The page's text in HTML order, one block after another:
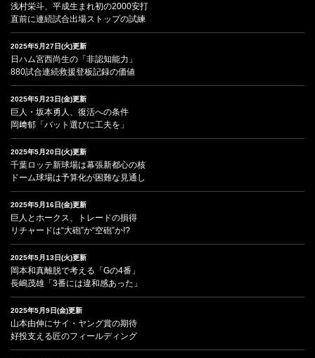
浅村栄斗、平成生まれ初の2000安打
直前に連続試合出場ストップの試練
2025年5月27日(火)更新
日ハム宮西尚生の「非認知能力」
880試合連続救援登板記録の価値
2025年5月23日(金)更新
巨人・坂本勇人、復活への条件
岡﨑郁「バット選びに工夫を」
2025年5月20日(火)更新
千葉ロッテ新球場は幕張新都心の核
ドーム球場は予算化が困難な見通し
2025年5月16日(金)更新
巨人とホークス、トレードの損得
リチャードは“大砲”か“空砲”か!?
2025年5月13日(火)更新
岡本和真離脱で考える「Gの4番」
長嶋茂雄「3番には違和感あった」
2025年5月9日(金)更新
山本由伸にサイ・ヤング賞の期待
好投支える匠のフィールディング